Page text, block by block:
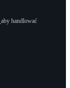
aby handlować